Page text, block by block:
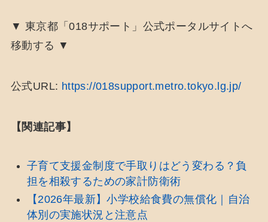
▼ 東京都「018サポート」公式ポータルサイトへ
移動する ▼
公式URL: https://018support.metro.tokyo.lg.jp/
【関連記事】
子育て支援金制度で手取りはどう変わる？負
担を相殺するための家計防衛術
【2026年最新】小学校給食費の無償化｜自治
体別の実施状況と注意点